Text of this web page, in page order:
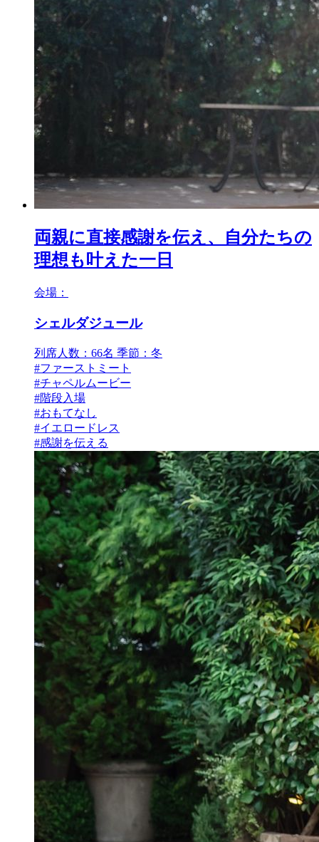
両親に直接感謝を伝え、自分たちの
理想も叶えた一日
会場：
シェルダジュール
列席人数：66名 季節：冬
#ファーストミート
#チャペルムービー
#階段入場
#おもてなし
#イエロードレス
#感謝を伝える